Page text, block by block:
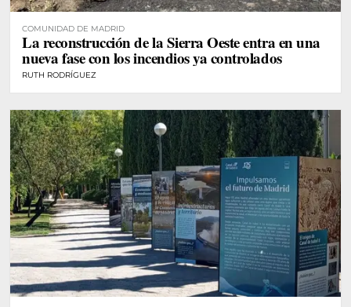
COMUNIDAD DE MADRID
La reconstrucción de la Sierra Oeste entra en una
nueva fase con los incendios ya controlados
RUTH RODRÍGUEZ